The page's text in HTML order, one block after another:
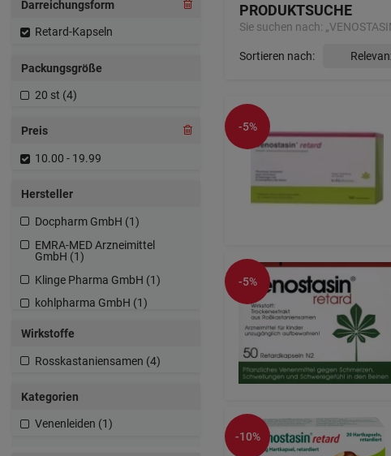
PRODUKTSUCHE
Sie suchen nach: „
Sortieren nach:
-5%
-5%
-10%
Darreichungsform
Retard-Kapseln
Packungsgröße
20 st (4)
Preis
10.00 - 19.99
Hersteller
Docpharm GmbH (1)
EMRA-MED Arzneimittel
GmbH (1)
Klinge Pharma GmbH (1)
kohlpharma GmbH (1)
Wirkstoffe
Rosskastaniensamen (4)
Kategorien
Venenleiden (1)